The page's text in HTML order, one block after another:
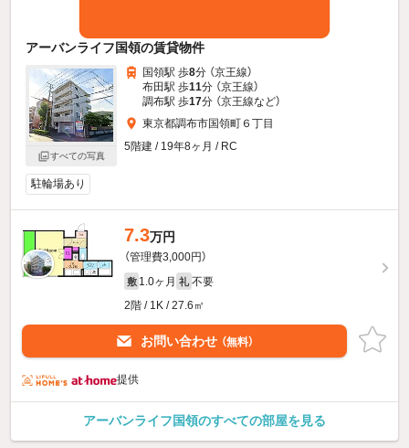
アーバンライフ国領の賃貸物件
すべての写真
国領駅 歩8分 （京王線）
布田駅 歩11分 （京王線）
調布駅 歩17分 （京王線など）
東京都調布市国領町６丁目
5階建 / 19年8ヶ月 / RC
駐輪場あり
7.3万円
（管理費3,000円）
敷 1.0ヶ月 礼 不要
2階 / 1K / 27.6㎡
お問い合わせ （無料）
提供
アーバンライフ国領のすべての部屋を見る